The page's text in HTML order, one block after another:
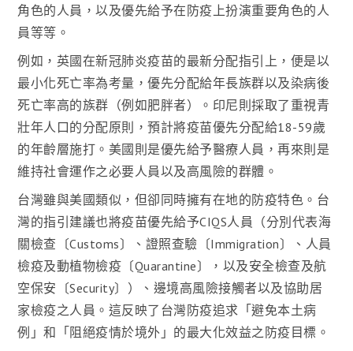
角色的人員，以及優先給予在防疫上扮演重要角色的人
員等等。
例如，英國在新冠肺炎疫苗的最新分配指引上，便是以
最小化死亡率為考量，優先分配給年長族群以及染病後
死亡率高的族群（例如肥胖者）。印尼則採取了重視青
壯年人口的分配原則，預計將疫苗優先分配給18-59歲
的年齡層施打。美國則是優先給予醫療人員，再來則是
維持社會運作之必要人員以及高風險的群體。
台灣雖與美國類似，但卻同時擁有在地的防疫特色。台
灣的指引建議也將疫苗優先給予CIQS人員（分別代表海
關檢查〔Customs〕、證照查驗〔Immigration〕、人員
檢疫及動植物檢疫〔Quarantine〕，以及安全檢查及航
空保安〔Security〕）、邊境高風險接觸者以及協助居
家檢疫之人員。這反映了台灣防疫追求「避免本土病
例」和「阻絕疫情於境外」的最大化效益之防疫目標。